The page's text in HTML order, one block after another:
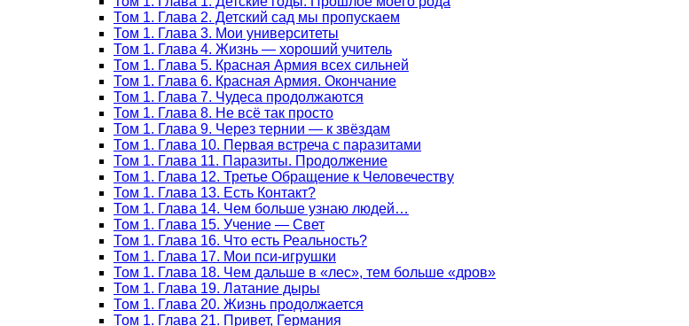
Том 1. Глава 2. Детский сад мы пропускаем
Том 1. Глава 3. Мои университеты
Том 1. Глава 4. Жизнь — хороший учитель
Том 1. Глава 5. Красная Армия всех сильней
Том 1. Глава 6. Красная Армия. Окончание
Том 1. Глава 7. Чудеса продолжаются
Том 1. Глава 8. Не всё так просто
Том 1. Глава 9. Через тернии — к звёздам
Том 1. Глава 10. Первая встреча с паразитами
Том 1. Глава 11. Паразиты. Продолжение
Том 1. Глава 12. Третье Обращение к Человечеству
Том 1. Глава 13. Есть Контакт?
Том 1. Глава 14. Чем больше узнаю людей…
Том 1. Глава 15. Учение — Свет
Том 1. Глава 16. Что есть Реальность?
Том 1. Глава 17. Мои пси-игрушки
Том 1. Глава 18. Чем дальше в «лес», тем больше «дров»
Том 1. Глава 19. Латание дыры
Том 1. Глава 20. Жизнь продолжается
Том 1. Глава 21. Привет, Германия